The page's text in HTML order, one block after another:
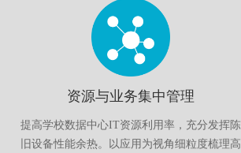
资源与业务集中管理
提高学校数据中心IT资源利用率，充分发挥陈
旧设备性能余热。以应用为视角细粒度梳理高